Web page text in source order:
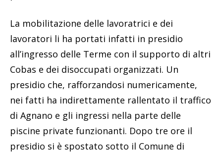
La mobilitazione delle lavoratrici e dei
lavoratori li ha portati infatti in presidio
all’ingresso delle Terme con il supporto di altri
Cobas e dei disoccupati organizzati. Un
presidio che, rafforzandosi numericamente,
nei fatti ha indirettamente rallentato il traffico
di Agnano e gli ingressi nella parte delle
piscine private funzionanti. Dopo tre ore il
presidio si è spostato sotto il Comune di